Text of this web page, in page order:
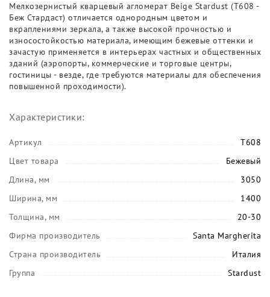
Мелкозернистый кварцевый агломерат Beige Stardust (T608 -
Беж Стардаст) отличается однородным цветом и
вкраплениями зеркала, а также высокой прочностью и
износостойкостью материала, имеющим бежевые оттенки и
зачастую применяется в интерьерах частных и общественных
зданий (аэропорты, коммерческие и торговые центры,
гостиницы - везде, где требуются материалы для обеспечения
повышенной проходимости).
Характеристики:
Артикул
T608
Цвет товара
Бежевый
Длина, мм
3050
Ширина, мм
1400
Толщина, мм
20-30
Фирма производитель
Santa Margherita
Страна производитель
Италия
Группа
Stardust